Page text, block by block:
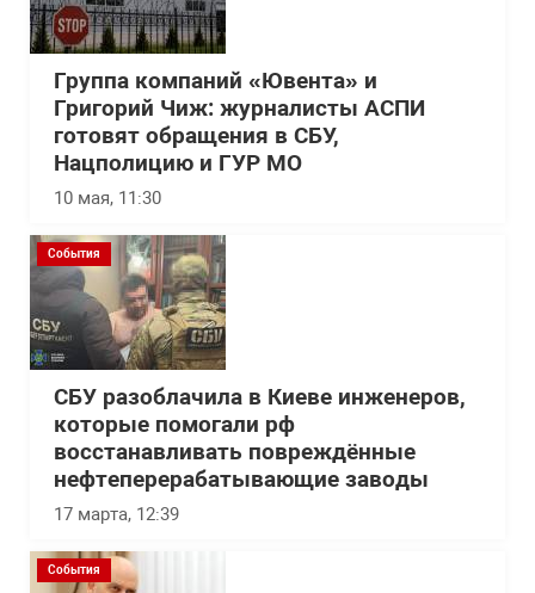
Группа компаний «Ювента» и
Григорий Чиж: журналисты АСПИ
готовят обращения в СБУ,
Нацполицию и ГУР МО
10 мая, 11:30
События
СБУ разоблачила в Киеве инженеров,
которые помогали рф
восстанавливать повреждённые
нефтеперерабатывающие заводы
17 марта, 12:39
События